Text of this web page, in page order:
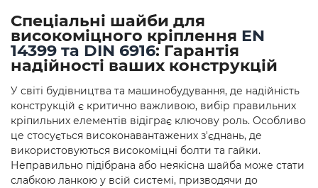
Спеціальні шайби для
високоміцного кріплення EN
14399 та DIN 6916: Гарантія
надійності ваших конструкцій
У світі будівництва та машинобудування, де надійність
конструкцій є критично важливою, вибір правильних
кріпильних елементів відіграє ключову роль. Особливо
це стосується високонавантажених з'єднань, де
використовуються високоміцні болти та гайки.
Неправильно підібрана або неякісна шайба може стати
слабкою ланкою у всій системі, призводячи до